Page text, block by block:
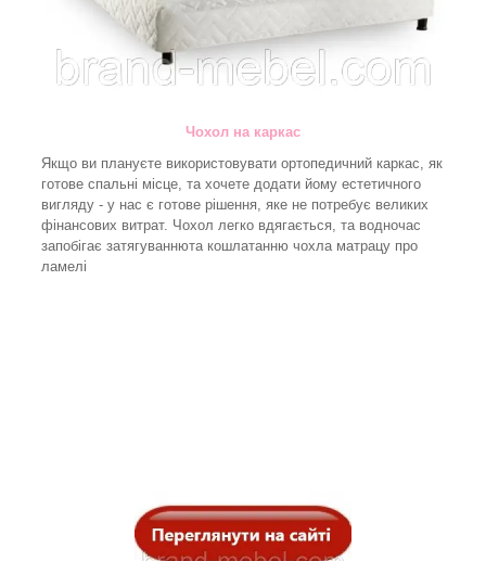
Чохол на каркас
Якщо ви плануєте використовувати ортопедичний каркас, як
готове спальні місце, та хочете додати йому естетичного
вигляду - у нас є готове рішення, яке не потребує великих
фінансових витрат. Чохол легко вдягається, та водночас
запобігає затягуваннюта кошлатанню чохла матрацу про
ламелі